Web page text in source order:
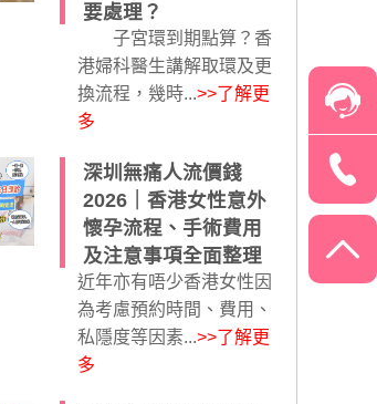
要處理？
子宮環到期點算？香
港婦科醫生講解取環及更
換流程，幾時...>>了解更
多
深圳無痛人流價錢
2026｜香港女性意外
懷孕流程、手術費用
及注意事項全面整理
近年亦有唔少香港女性因
為考慮預約時間、費用、
私隱度等因素...>>了解更
多